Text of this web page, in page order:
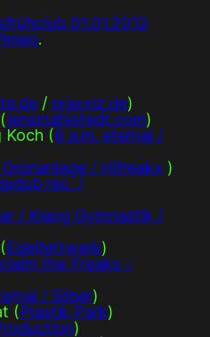
01.01.2012
.
/ praxxiz.de)
(jensmahlstedt.com)
Koch (6 a.m. eternal /
/ Hifreakx )
rec. /
/ Klang Gymnastik /
Edelfettwerk)
the Freaks –
/ Silber)
(Plastik Park)
)